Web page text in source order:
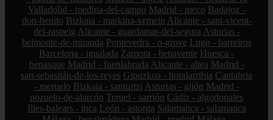
Valladolid - medina-del-campo Madrid - meco Badajoz -
don-benito Bizkaia - markina-xemein Alicante - sant-vicent-
del-raspeig Alicante - guardamar-del-segura Asturias -
belmonte-de-miranda Pontevedra - o-grove Lugo - barreiros
Barcelona - igualada Zamora - benavente Huesca -
benasque Madrid - fuenlabrada Alicante - altea Madrid -
san-sebastián-de-los-reyes Gipuzkoa - hondarribia Cantabria
- meruelo Bizkaia - santurtzi Asturias - gijón Madrid -
pozuelo-de-alarcón Teruel - sarrión Cádiz - algodonales
Illes-balears - inca León - astorga Salamanca - salamanca